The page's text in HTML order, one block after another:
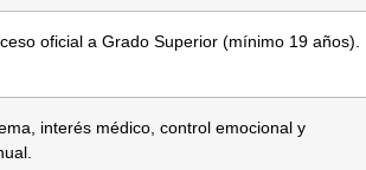
oficial a Grado Superior (mínimo 19 años).
interés médico, control emocional y